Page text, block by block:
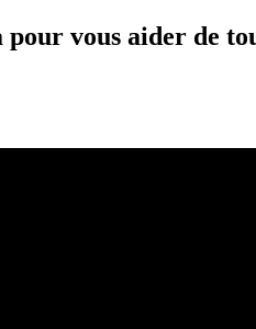
pour vous aider de